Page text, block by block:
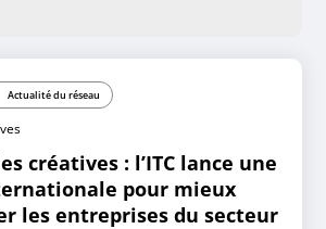
Actualité du réseau
créatives : l’ITC lance une
pour mieux
les entreprises du secteur